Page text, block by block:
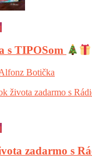
s TIPOSom
Botička
zadarmo s